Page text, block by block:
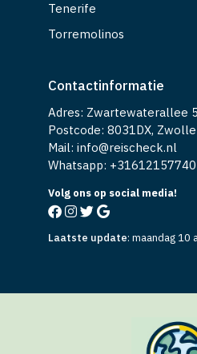
Tenerife
Torremolinos
Contactinformatie
Adres: Zwartewaterallee
Postcode: 8031DX, Zwolle
Mail: info@reischeck.nl
Whatsapp: +31612157740
Volg ons op social media!
Laatste update: maandag 10